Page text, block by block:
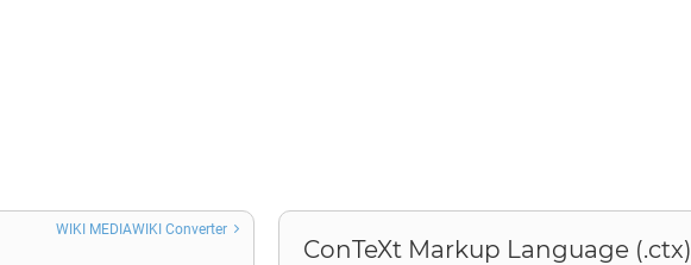
WIKI MEDIAWIKI Converter
ConTeXt Markup Language (.ctx)